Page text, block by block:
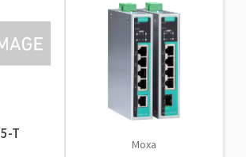
T
Moxa